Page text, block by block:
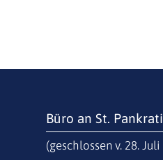
Büro an St.
(geschlossen v. 28.